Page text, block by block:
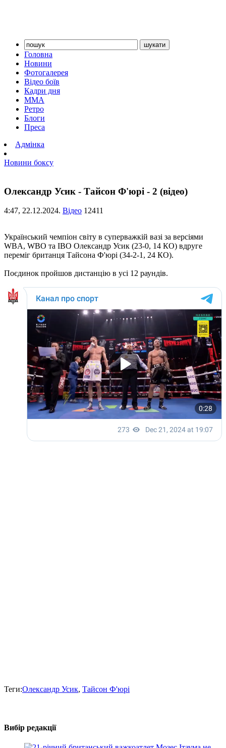
Головна
Новини
Фотогалерея
Відео боїв
Кадри дня
ММА
Ретро
Блоги
Преса
Адмінка
Новини боксу
Олександр Усик - Тайсон Ф'юрі - 2 (відео)
4:47, 22.12.2024. Відео 12411
Український чемпіон світу в суперважкій вазі за версіями
WBA, WBO та IBO Олександр Усик (23-0, 14 КО) вдруге
переміг британця Тайсона Ф'юрі (34-2-1, 24 КО).
Поєдинок пройшов дистанцію в усі 12 раундів.
Теги:Олександр Усик, Тайсон Ф'юрі
Вибір редакції